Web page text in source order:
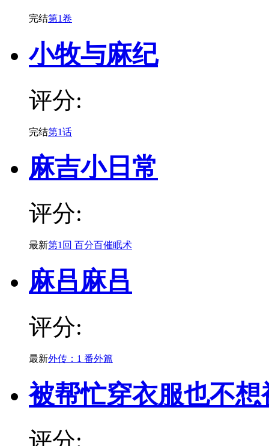
完结第1卷
小牧与麻纪
评分:
完结第1话
麻吉小日常
评分:
最新第1回 百分百催眠术
麻吕麻吕
评分:
最新外传：1 番外篇
被帮忙穿衣服也不
评分: